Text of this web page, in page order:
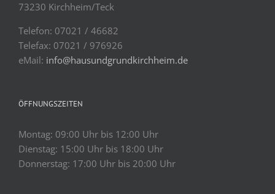
73230 Kirchheim/Teck
Telefon: 07021 / 46682
Telefax: 07021 / 976926
eMail: info@hausundgrundkirchheim.de
ÖFFNUNGSZEITEN
Montag: 09:00 Uhr bis 12:00 Uhr
Dienstag: 15:00 Uhr bis 18:00 Uhr
Donnerstag: 17:00 Uhr bis 20:00 Uhr